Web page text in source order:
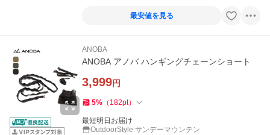
最安値を見る
ANOBA
ANOBA アノバ ハンギングチェーンショート
3,999円
5% （ 182pt）
最短明日お届け
OutdoorStyle サンデーマウンテン